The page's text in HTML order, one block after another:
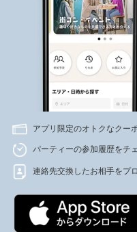
アプリ限定のオトクなクー
パーティーの参加履歴をチ
連絡先交換したお相手をプ